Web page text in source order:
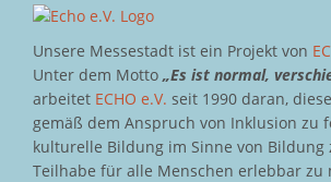
Unsere Messestadt ist ein Projekt von
Unter dem Motto „Es ist normal,
arbeitet ECHO e.V. seit 1990 daran,
gemäß dem Anspruch von Inklusion zu
kulturelle Bildung im Sinne von
Teilhabe für alle Menschen erlebbar zu